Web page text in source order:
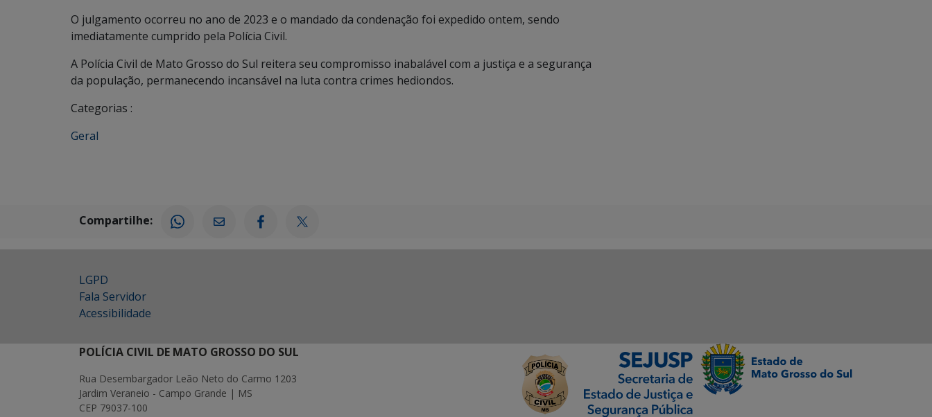
O julgamento ocorreu no ano de 2023 e o mandado da condenação foi expedido ontem, sendo
imediatamente cumprido pela Polícia Civil.
A Polícia Civil de Mato Grosso do Sul reitera seu compromisso inabalável com a justiça e a segurança
da população, permanecendo incansável na luta contra crimes hediondos.
Categorias :
Geral
Compartilhe:
LGPD
Fala Servidor
Acessibilidade
POLÍCIA CIVIL DE MATO GROSSO DO SUL
Rua Desembargador Leão Neto do Carmo 1203
Jardim Veraneio - Campo Grande | MS
CEP 79037-100